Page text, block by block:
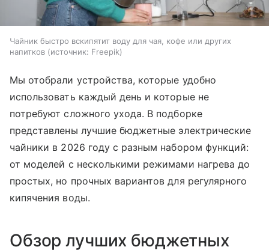
Чайник быстро вскипятит воду для чая, кофе или других
напитков
источник: Freepik
Мы отобрали устройства, которые удобно
использовать каждый день и которые не
потребуют сложного ухода. В подборке
представлены лучшие бюджетные электрические
чайники в 2026 году с разным набором функций:
от моделей с несколькими режимами нагрева до
простых, но прочных вариантов для регулярного
кипячения воды.
Обзор лучших бюджетных